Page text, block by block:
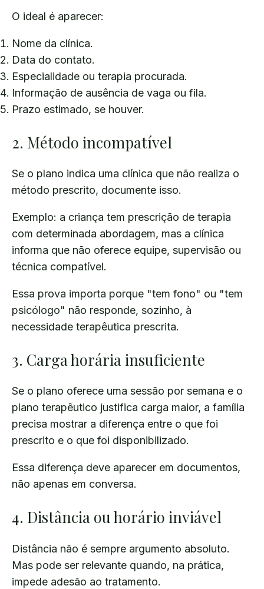
O ideal é aparecer:
Nome da clínica.
Data do contato.
Especialidade ou terapia procurada.
Informação de ausência de vaga ou fila.
Prazo estimado, se houver.
2. Método incompatível
Se o plano indica uma clínica que não realiza o
método prescrito, documente isso.
Exemplo: a criança tem prescrição de terapia
com determinada abordagem, mas a clínica
informa que não oferece equipe, supervisão ou
técnica compatível.
Essa prova importa porque "tem fono" ou "tem
psicólogo" não responde, sozinho, à
necessidade terapêutica prescrita.
3. Carga horária insuficiente
Se o plano oferece uma sessão por semana e o
plano terapêutico justifica carga maior, a família
precisa mostrar a diferença entre o que foi
prescrito e o que foi disponibilizado.
Essa diferença deve aparecer em documentos,
não apenas em conversa.
4. Distância ou horário inviável
Distância não é sempre argumento absoluto.
Mas pode ser relevante quando, na prática,
impede adesão ao tratamento.